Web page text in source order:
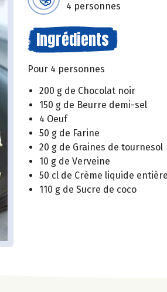
4 personnes
Ingrédients
Pour 4 personnes
200 g de Chocolat noir
150 g de Beurre demi-sel
4 Oeuf
50 g de Farine
20 g de Graines de tournesol
10 g de Verveine
50 cl de Crème liquide entière
110 g de Sucre de coco